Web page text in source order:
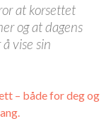
at korsettet
og at dagens
vise sin
– både for deg og